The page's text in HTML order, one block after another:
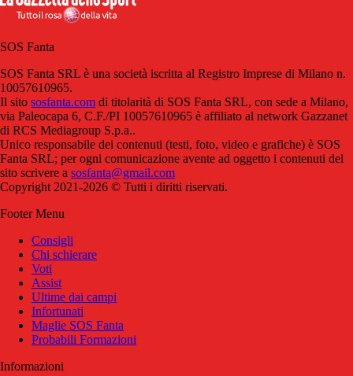
SOS Fanta
SOS Fanta SRL è una società iscritta al Registro Imprese di Milano n.
10057610965.
Il sito sosfanta.com di titolarità di SOS Fanta SRL, con sede a Milano,
via Paleocapa 6, C.F./PI 10057610965 è affiliato al network Gazzanet
di RCS Mediagroup S.p.a..
Unico responsabile dei contenuti (testi, foto, video e grafiche) è SOS
Fanta SRL; per ogni comunicazione avente ad oggetto i contenuti del
sito scrivere a sosfanta@gmail.com
Copyright 2021-2026 © Tutti i diritti riservati.
Footer Menu
Consigli
Chi schierare
Voti
Assist
Ultime dai campi
Infortunati
Maglie SOS Fanta
Probabili Formazioni
Informazioni